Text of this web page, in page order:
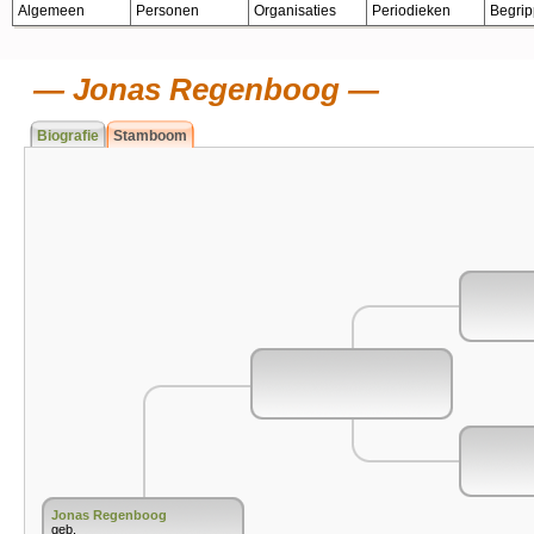
Algemeen Personen Organisaties Periodieken
Jonas Regenboog
Biografie Stamboom
Jonas Regenboog
geb.